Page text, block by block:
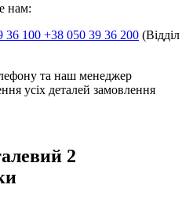
нам:
36 100 +38 050 39 36 200 (Відділ
та наш менеджер
усіх деталей замовлення
2